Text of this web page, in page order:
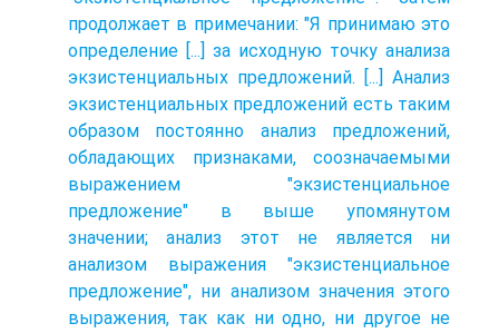
продолжает в примечании: "Я принимаю это
определение [...] за исходную точку анализа
экзистенциальных предложений. [...] Анализ
экзистенциальных предложений есть таким
образом постоянно анализ предложений,
обладающих признаками, соозначаемыми
выражением "экзистенциальное
предложение" в выше упомянутом
значении; анализ этот не является ни
анализом выражения "экзистенциальное
предложение", ни анализом значения этого
выражения, так как ни одно, ни другое не